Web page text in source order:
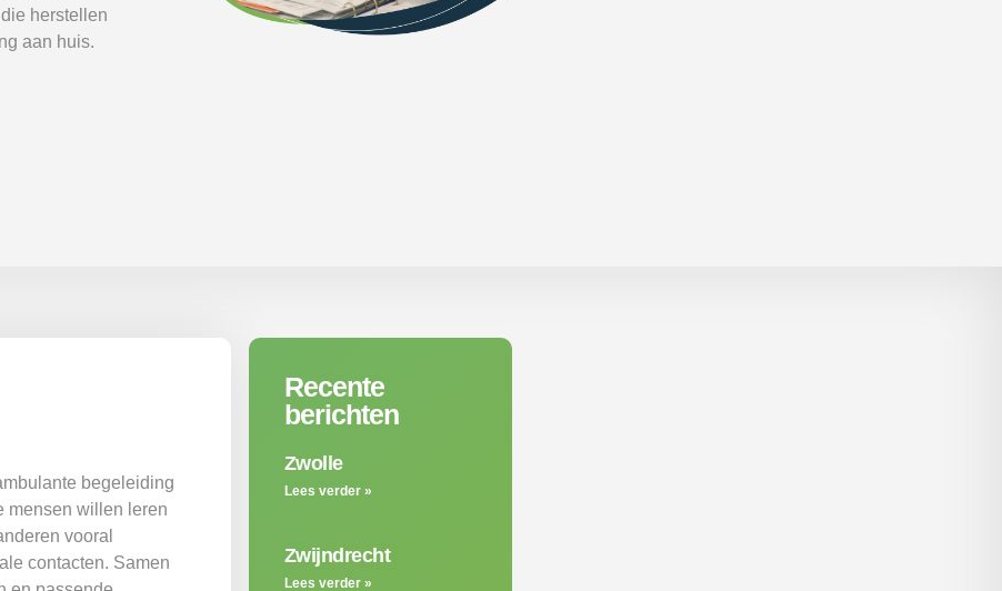
herstellen
aan huis.
begeleiding
mensen willen leren
vooral
contacten. Samen
Recente
berichten
Zwolle
Lees verder »
Zwijndrecht
Lees verder »